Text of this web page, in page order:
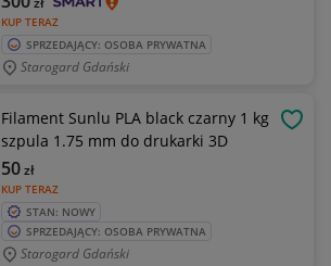
KUP TERAZ
SPRZEDAJĄCY: OSOBA PRYWATNA
Starogard Gdański
Filament Sunlu PLA black czarny 1 kg
szpula 1.75 mm do drukarki 3D
KUP TERAZ
50zł
STAN: NOWY
SPRZEDAJĄCY: OSOBA PRYWATNA
Starogard Gdański